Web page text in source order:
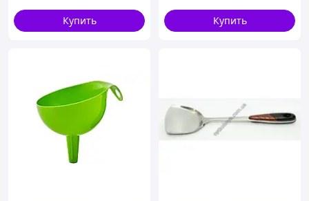
Купить
Купить